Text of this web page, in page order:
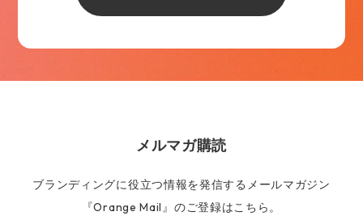
メルマガ購読
ブランディングに役立つ情報を発信するメールマガジン
『Orange Mail』のご登録はこちら。